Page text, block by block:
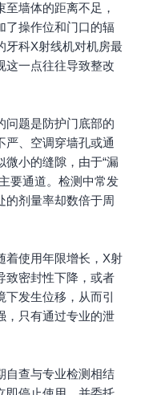
墙体的距离不足，
了操作位和门口的辐
牙科X射线机对机房最
这一点往往导致整改
问题是防护门底部的
严、空调穿墙孔或通
微小的缝隙，由于“漏
要通道。检测中常发
的剂量率却数倍于周
着使用年限增长，X射
致密封性下降，或者
下发生位移，从而引
，只有通过专业的泄
自查与专业检测相结